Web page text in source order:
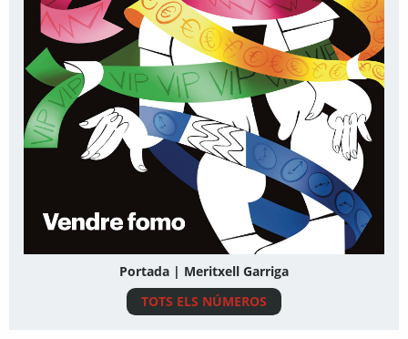
Portada | Meritxell Garriga
TOTS ELS NÚMEROS